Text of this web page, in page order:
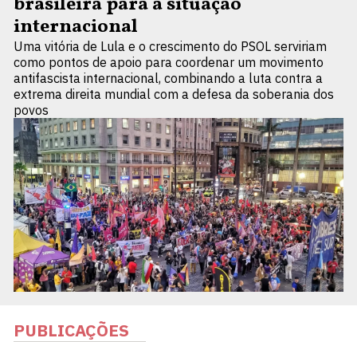
internacional
Uma vitória de Lula e o crescimento do PSOL serviriam
como pontos de apoio para coordenar um movimento
antifascista internacional, combinando a luta contra a
extrema direita mundial com a defesa da soberania dos
povos
PUBLICAÇÕES